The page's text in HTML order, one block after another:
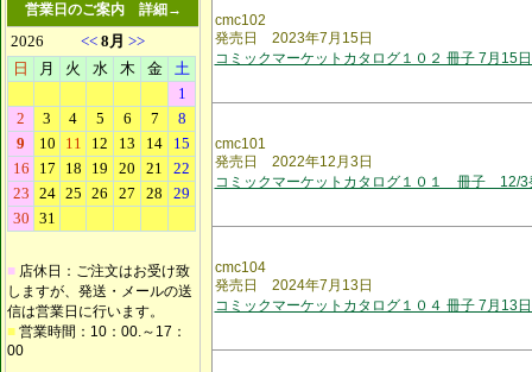
営業日のご案内 詳細→
■ 店休日：ご注文はお受け致
しますが、発送・メールの送
信は営業日に行います。
■ 営業時間：10：00.～17：
00
cmc102
発売日 2023年7月15日
コミックマーケットカタログ１０２ 冊子 7月15
cmc101
発売日 2022年12月3日
コミックマーケットカタログ１０１ 冊子 12/3
cmc104
発売日 2024年7月13日
コミックマーケットカタログ１０４ 冊子 7月13